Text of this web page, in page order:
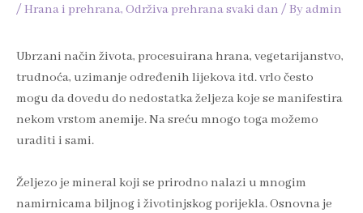
/Hrana i prehrana, Održiva prehrana svaki dan / Byadmin
Ubrzani način života, procesuirana hrana, vegetarijanstvo,
trudnoća, uzimanje određenih lijekova itd. vrlo često
mogu da dovedu do nedostatka željeza koje se manifestira
nekom vrstom anemije. Na sreću mnogo toga možemo
uraditi i sami.
Željezo je mineral koji se prirodno nalazi u mnogim
namirnicama biljnog i životinjskog porijekla. Osnovna je